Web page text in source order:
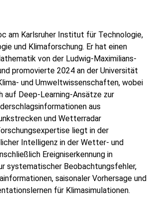
am Karlsruher Institut für Technologie,
und Klimaforschung. Er hat einen
von der Ludwig-Maximilians-
promovierte 2024 an der Universität
und Umweltwissenschaften, wobei
auf Deep-Learning-Ansätze zur
aus
und Wetterradar
liegt in der
Intelligenz in der Wetter- und
Ereigniserkennung in
systematischer Beobachtungsfehler,
saisonaler Vorhersage und
für Klimasimulationen.